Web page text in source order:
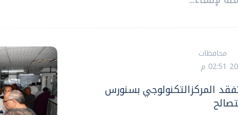
محافظات
المركزالتكنولوجي بسنورس